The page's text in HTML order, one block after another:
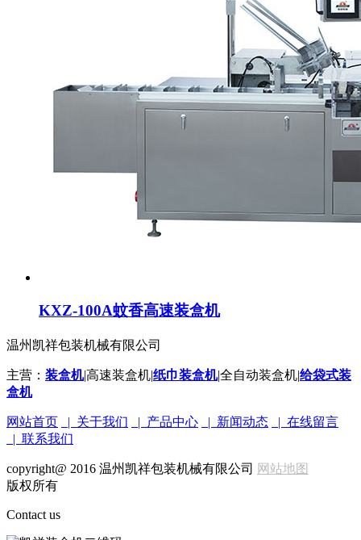
KXZ-100A蚊香高速装盒机
温州凯祥包装机械有限公司
主营： 装盒机|高速装盒机|纸巾装盒机|全自动装盒机|给袋式装
盒机
网站首页 | 关于我们 | 产品中心 | 新闻动态
| 在线留言
| 联系我们
copyright@ 2016 温州凯祥包装机械有限公司
网站地图
版权所有
Contact us